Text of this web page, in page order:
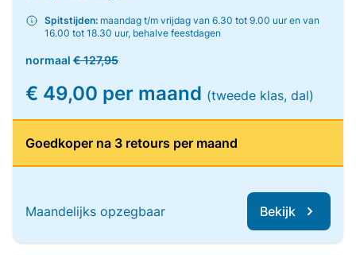
Spitstijden: maandag t/m vrijdag van 6.30 tot 9.00 uur en van
16.00 tot 18.30 uur, behalve feestdagen
normaal € 127,95
€ 49,00 per maand (tweede klas, dal)
Goedkoper na 3 retours per maand
Maandelijks opzegbaar Bekijk